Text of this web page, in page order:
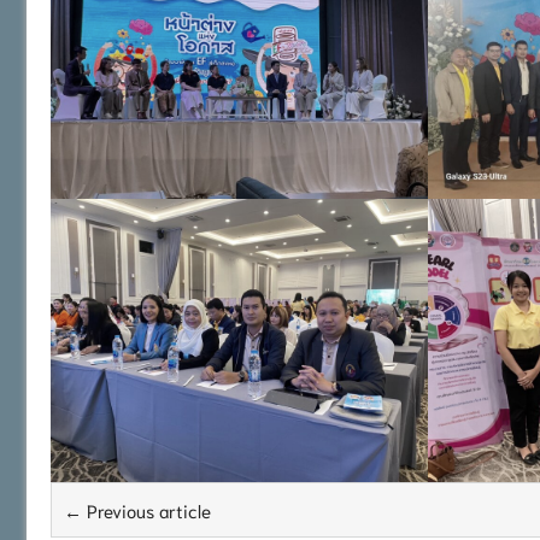
← Previous article